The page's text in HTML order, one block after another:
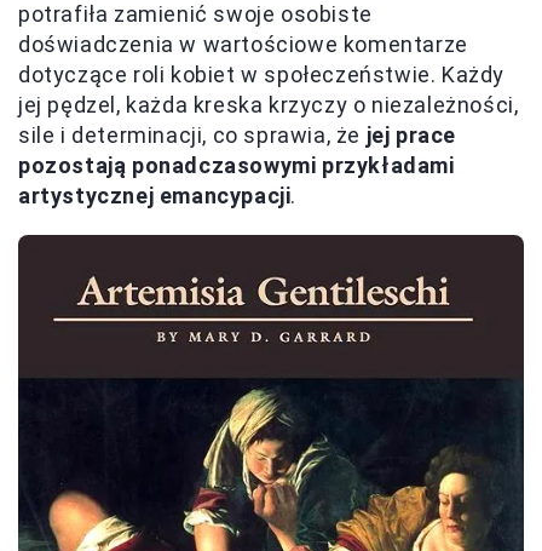
potrafiła zamienić swoje osobiste
doświadczenia w wartościowe komentarze
dotyczące roli kobiet w społeczeństwie. Każdy
jej pędzel, każda kreska krzyczy o niezależności,
sile i determinacji, co sprawia, że jej prace
pozostają ponadczasowymi przykładami
artystycznej emancypacji.